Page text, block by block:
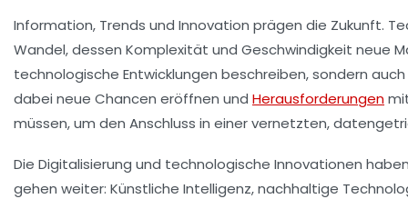
Information, Trends und Innovation prägen die Zukunft.
Wandel, dessen Komplexität und Geschwindigkeit neue
technologische Entwicklungen beschreiben, sondern
dabei neue Chancen eröffnen und Herausforderungen
müssen, um den Anschluss in einer vernetzten,
Die Digitalisierung und technologische Innovationen
gehen weiter: Künstliche Intelligenz, nachhaltige